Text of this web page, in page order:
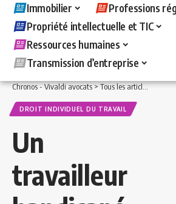
Immobilier
Professions
Propriété intellectuelle et TIC
Ressources humaines
Transmission d’entreprise
Chronos - Vivaldi avocats>Tous les articles >
DROIT INDIVIDUEL DU TRAVAIL
Un
travailleur